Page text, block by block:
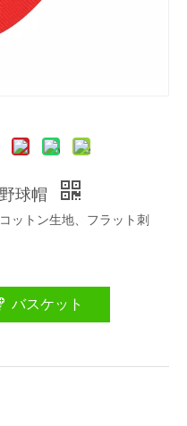
球帽
ットン生地、フラット刺
バスケット